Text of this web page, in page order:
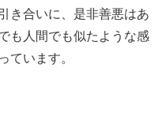
き合いに、是非善悪はあ
も人間でも似たような感
ています。